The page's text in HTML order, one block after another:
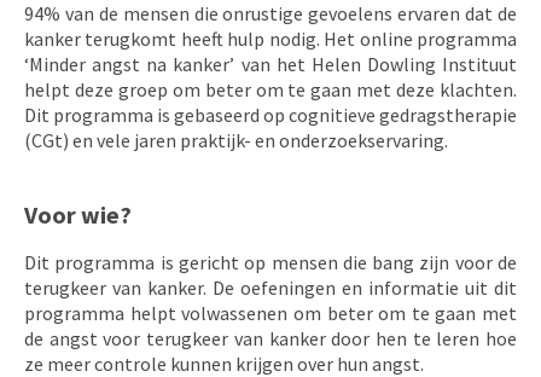
94% van de mensen die onrustige gevoelens ervaren dat de
kanker terugkomt heeft hulp nodig. Het online programma
‘Minder angst na kanker’ van het Helen Dowling Instituut
helpt deze groep om beter om te gaan met deze klachten.
Dit programma is gebaseerd op cognitieve gedragstherapie
(CGt) en vele jaren praktijk- en onderzoekservaring.
Voor wie?
Dit programma is gericht op mensen die bang zijn voor de
terugkeer van kanker. De oefeningen en informatie uit dit
programma helpt volwassenen om beter om te gaan met
de angst voor terugkeer van kanker door hen te leren hoe
ze meer controle kunnen krijgen over hun angst.